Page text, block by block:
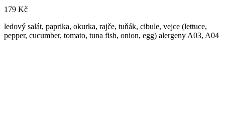
179 Kč
ledový salát, paprika, okurka, rajče, tuňák, cibule, vejce (lettuce,
pepper, cucumber, tomato, tuna fish, onion, egg) alergeny A03, A04